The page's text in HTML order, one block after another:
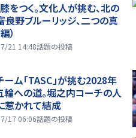
をつく。文化人が挑む、北の
良野ブルーリッジ、二つの真
）
21 14:48話題の投稿
ーム「TASC」が挑む2028年
輪への道。堀之内コーチの人
惹かれて結成
17 06:06話題の投稿